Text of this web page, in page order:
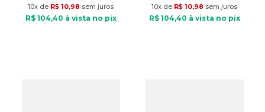
10x de R$ 10,98 sem juros
R$ 104,40 à vista no pix
10x de R$ 10,98 sem juros
R$ 104,40 à vista no pix